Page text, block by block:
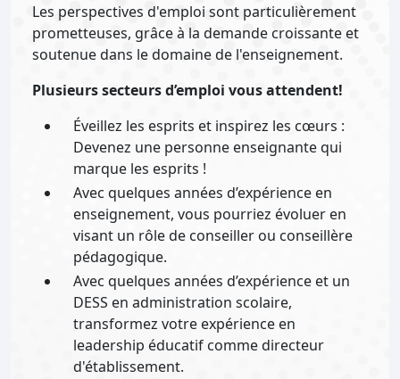
Les perspectives d'emploi sont particulièrement
prometteuses, grâce à la demande croissante et
soutenue dans le domaine de l'enseignement.
Plusieurs secteurs d’emploi vous attendent!
Éveillez les esprits et inspirez les cœurs :
Devenez une personne enseignante qui
marque les esprits !
Avec quelques années d’expérience en
enseignement, vous pourriez évoluer en
visant un rôle de conseiller ou conseillère
pédagogique.
Avec quelques années d’expérience et un
DESS en administration scolaire,
transformez votre expérience en
leadership éducatif comme directeur
d'établissement.